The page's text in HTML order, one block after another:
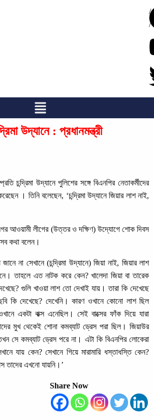
/
/
উদ্যানে : প্রধানমন্ত্রী
চন্দ্রিমা উদ্যানে পুলিশের সঙ্গে বিএনপির নেতাকর্মীদের
। তিনি বলেছেন, ‘চন্দ্রিমা উদ্যানে জিয়ার লাশ নাই,
আওয়ামী লীগের (উত্তর ও দক্ষিণ) উদ্যোগে শোক দিবস
কথা বলেন।
জানে না সেখানে (চন্দ্রিমা উদ্যানে) জিয়া নাই, জিয়ার লাশ
তাহলে এত নাটক করে কেন? খালেদা জিয়া বা তারেক
গুলি খাওয়া লাশ তো দেখাই যায়। তারা কি দেখেছে
কি দেখেছে? দেখেনি। কারণ ওখানে কোনো লাশ ছিল
একটা বাক্স এনেছিল। সেই বাক্সের ফাঁক দিয়ে যারা
মুখ থেকেই শোনা কমব্যাট ড্রেস পরা ছিল। জিয়াউর
সে কমব্যাট ড্রেস পরে না। এটা কি বিএনপির লোকেরা
যায় কেন? সেখানে গিয়ে মারামারি ধস্তাধস্তি কেন?
তাদের এখনো যায়নি।’
Share Now